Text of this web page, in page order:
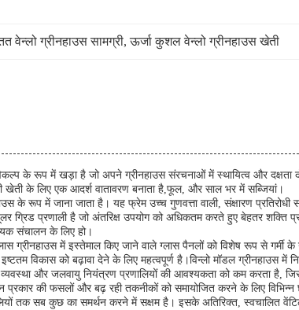
वेन्लो ग्रीनहाउस सामग्री, ऊर्जा कुशल वेन्लो ग्रीनहाउस खेती
के रूप में खड़ा है जो अपने ग्रीनहाउस संरचनाओं में स्थायित्व और
खेती के लिए एक आदर्श वातावरण बनाता है,फूल, और साल भर में सब्जियां।
के रूप में जाना जाता है। यह फ्रेम उच्च गुणवत्ता वाली, संक्षारण प्रतिरोधी
ग्रिड प्रणाली है जो अंतरिक्ष उपयोग को अधिकतम करते हुए बेहतर शक्ति
संचालन के लिए हो।
ग्रीनहाउस में इस्तेमाल किए जाने वाले ग्लास पैनलों को विशेष रूप से
विकास को बढ़ावा देने के लिए महत्वपूर्ण है।विन्लो मॉडल ग्रीनहाउस में
व्यवस्था और जलवायु नियंत्रण प्रणालियों की आवश्यकता को कम करता है,
प्रकार की फसलों और बढ़ रही तकनीकों को समायोजित करने के लिए
तक सब कुछ का समर्थन करने में सक्षम है। इसके अतिरिक्त, स्वचालित